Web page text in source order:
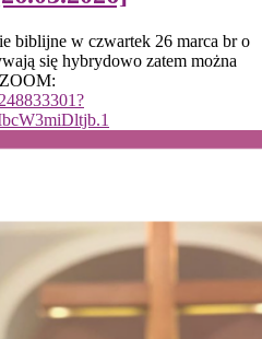
biblijne w czwartek 26 marca br o
się hybrydowo zatem można
ZOOM: